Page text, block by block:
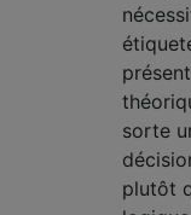
sorte
plutôt